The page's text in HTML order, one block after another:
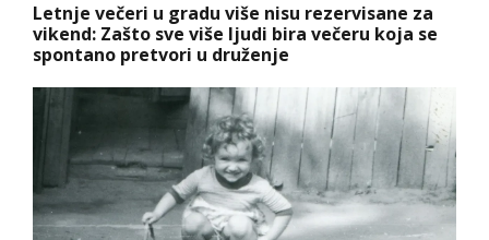
Letnje večeri u gradu više nisu rezervisane za
vikend: Zašto sve više ljudi bira večeru koja se
spontano pretvori u druženje